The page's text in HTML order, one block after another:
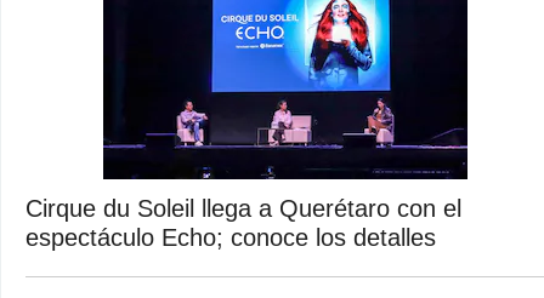
Cirque du Soleil llega a Querétaro con el
espectáculo Echo; conoce los detalles